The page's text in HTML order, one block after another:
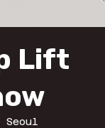
Lift